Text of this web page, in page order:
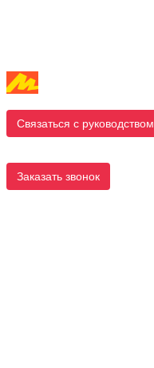
Связаться с руководством
Заказать звонок